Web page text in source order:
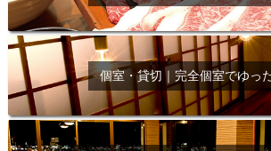
個室・貸切｜完全個室でゆっ